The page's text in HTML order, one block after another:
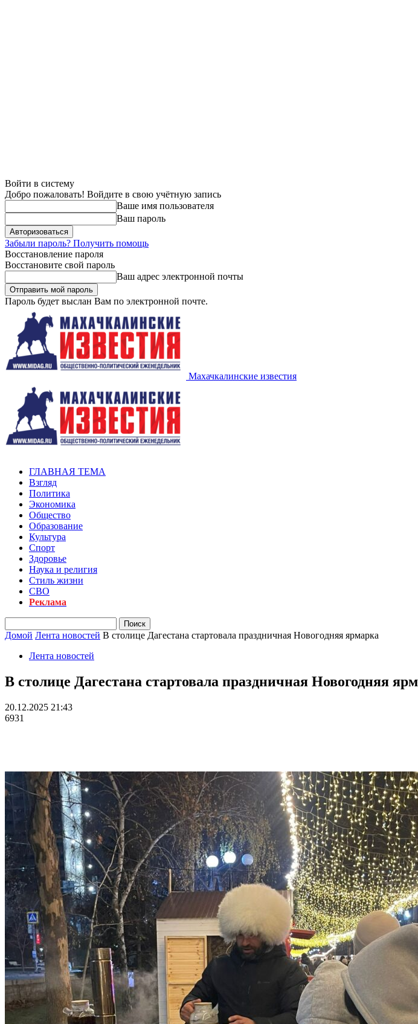
Войти в систему
Добро пожаловать! Войдите в свою учётную запись
Ваше имя пользователя
Ваш пароль
Забыли пароль? Получить помощь
Восстановление пароля
Восстановите свой пароль
Ваш адрес электронной почты
Пароль будет выслан Вам по электронной почте.
Махачкалинские известия
ГЛАВНАЯ ТЕМА
Взгляд
Политика
Экономика
Общество
Образование
Культура
Спорт
Здоровье
Наука и религия
Стиль жизни
СВО
Реклама
Домой Лента новостей В столице Дагестана стартовала праздничная Новогодняя ярмарка
Лента новостей
В столице Дагестана стартовала праздничная Новогодняя
20.12.2025 21:43
6931